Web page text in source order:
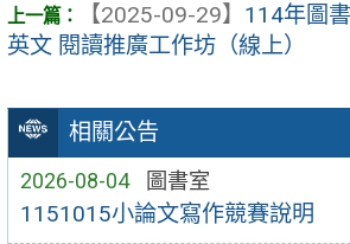
相關公告
2026-08-04 圖書室
1151015小論文寫作競賽說明
【2025-09-29】 114年圖
英文 閱讀推廣工作坊（線上）